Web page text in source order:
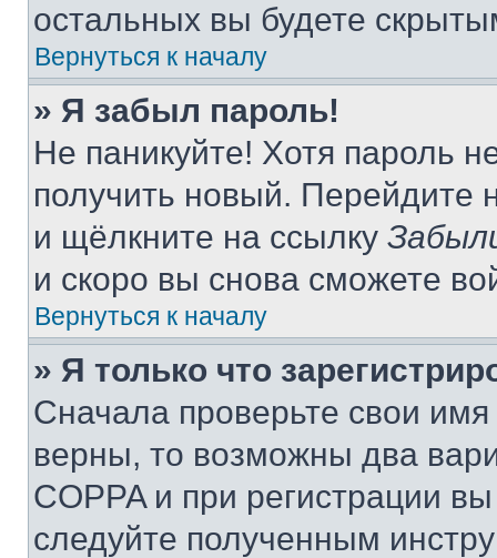
остальных вы будете
Вернуться к началу
» Я забыл пароль!
Не паникуйте! Хотя пароль
получить новый. Перейдите
и щёлкните на ссылку
и скоро вы снова сможете
Вернуться к началу
» Я только что
Сначала проверьте свои
верны, то возможны два
COPPA и при регистрации
следуйте полученным